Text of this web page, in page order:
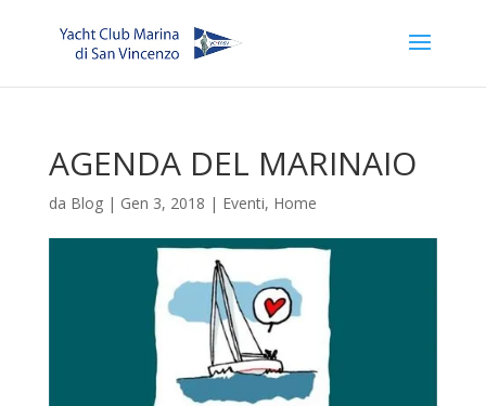
AGENDA DEL MARINAIO
da Blog| Gen 3, 2018 | Eventi, Home